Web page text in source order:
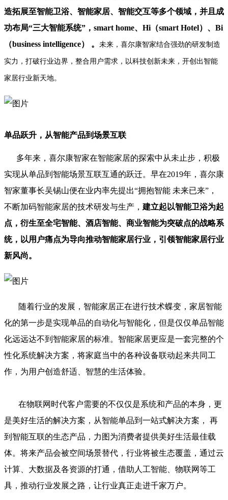
造拓展至智能卫浴、智能家居、智能交互等多个领域，并且成
功布局“三大智能系统”，smart home、Hi（smart Hotel）、Bi
（business intelligence） 。 未来，喜尔康智家结合强劲的研发制造
实力，打破行业边界，整合用户需求，以科技创新未来，开创出智能
家居行业新天地。
单品跃升，从智能产品到场景互联
多年来，喜尔康智家在智能家居的探索中从未止步，积极
实现从单品到智能场景互联互通的跃迁。早在2019年，喜尔康
智家董事长吴锡山便在业内率先提出“拥抱智能 未来已来”，
不断加码智能家居的技术研发与生产， 建立起以智能卫浴为起
点，衍生至全宅智能、酒店智能、商业智能为突破点的战略系
统，以用户痛点为导向推动智能家居行业，引领智能家居行业
新风尚。
随着行业的发展，智能家居正在进行技术蝶变，家居智能
化的第一步是实现单品的自动化与智能化，但是仅仅单品智能
化远远达不到智能家居的标准。智能家居更应是一套完整的个
性化系统解决方案，将家庭当中的各种设备联动起来共同工
作，为用户创造舒适、智慧的生活体验。
在物联网时代客户需要的不仅仅是系统和产品的本身，更
是美好生活的解决方案，从智能单品到一站式解决方案， 再
到智能互联的生态产品，力图为消费者提供美好生活最佳载
体。将来产品会被空间场景替代，行业将被生态覆盖，通过云
计算、大数据及各资源的打通，借助人工智能、物联网等工
具，推动行业发展之路，让行业真正走进千家万户。